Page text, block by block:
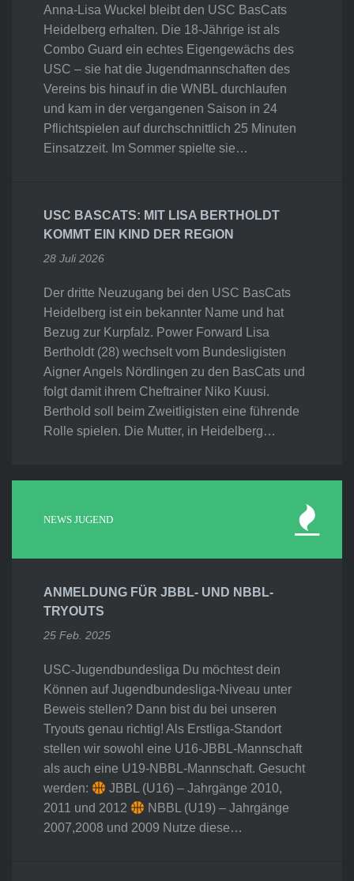
Anna-Lisa Wuckel bleibt den USC BasCats
Heidelberg erhalten. Die 18-Jährige ist als
Combo Guard ein echtes Eigengewächs des
USC – sie hat die Jugendmannschaften des
Vereins bis hinauf in die WNBL durchlaufen
und kam in der vergangenen Saison in 24
Pflichtspielen auf durchschnittlich 25 Minuten
Einsatzzeit. Im Sommer spielte sie…
USC BASCATS: MIT LISA BERTHOLDT
KOMMT EIN KIND DER REGION
28 Juli 2026
Der dritte Neuzugang bei den USC BasCats
Heidelberg ist ein bekannter Name und hat
Bezug zur Kurpfalz. Power Forward Lisa
Bertholdt (28) wechselt vom Bundesligisten
Aigner Angels Nördlingen zu den BasCats und
folgt damit ihrem Cheftrainer Niko Kuusi.
Berthold soll beim Zweitligisten eine führende
Rolle spielen. Die Mutter, in Heidelberg…
NEWS JUGEND
ANMELDUNG FÜR JBBL- UND NBBL-
TRYOUTS
25 Feb. 2025
USC-Jugendbundesliga Du möchtest dein
Können auf Jugendbundesliga-Niveau unter
Beweis stellen? Dann bist du bei unseren
Tryouts genau richtig! Als Erstliga-Standort
stellen wir sowohl eine U16-JBBL-Mannschaft
als auch eine U19-NBBL-Mannschaft. Gesucht
werden:
JBBL (U16) – Jahrgänge 2010,
2011 und 2012
NBBL (U19) – Jahrgänge
2007,2008 und 2009 Nutze diese…